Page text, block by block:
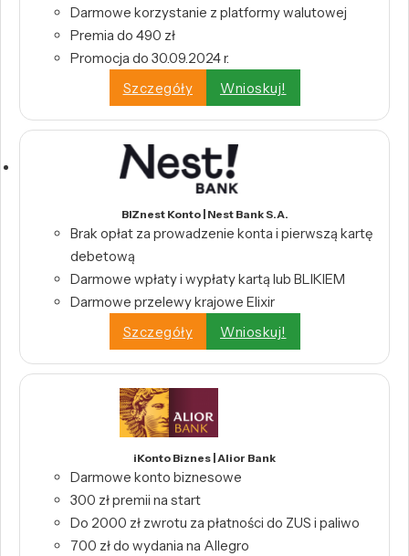
Darmowe korzystanie z platformy walutowej
Premia do 490 zł
Promocja do 30.09.2024 r.
Szczegóły
Wnioskuj!
BIZnest Konto | Nest Bank S.A.
Brak opłat za prowadzenie konta i pierwszą kartę
debetową
Darmowe wpłaty i wypłaty kartą lub BLIKIEM
Darmowe przelewy krajowe Elixir
Szczegóły
Wnioskuj!
iKonto Biznes | Alior Bank
Darmowe konto biznesowe
300 zł premii na start
Do 2000 zł zwrotu za płatności do ZUS i paliwo
700 zł do wydania na Allegro